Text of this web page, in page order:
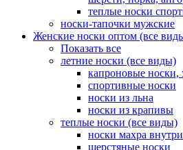
теплые носки
носки-тапочки мужские
Женские носки оптом (все
Показать все
летние носки (все виды)
капроновые носки,
спортивные носки
носки из льна
носки из крапивы
теплые носки (все виды)
носки махра внутри
шерстяные носки